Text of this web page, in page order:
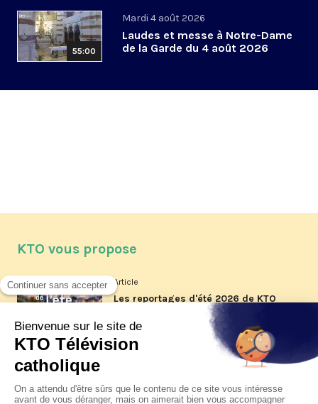
55:00
Mardi 4 août 2026
Laudes et messe à Notre-Dame
de la Garde du 4 août 2026
KTO vous propose
Article
Les reportages d'été 2026 de KTO
Article
La visite pastorale du pape Léon
jeudi 6 août